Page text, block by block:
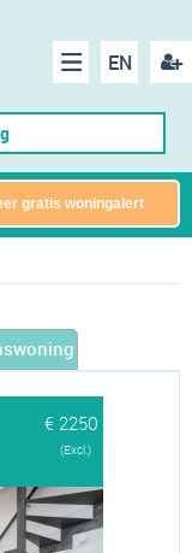
EN
Menu
gratis woningalert
€ 2250
(Excl.)